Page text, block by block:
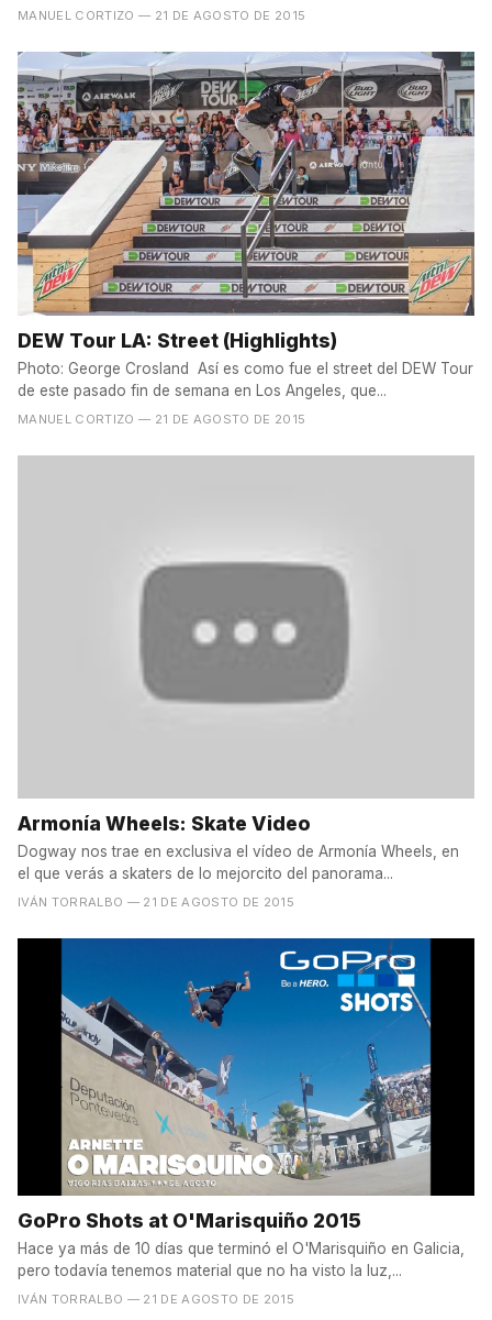
MANUEL CORTIZO — 21 DE AGOSTO DE 2015
DEW Tour LA: Street (Highlights)
Photo: George Crosland Así es como fue el street del DEW Tour
de este pasado fin de semana en Los Angeles, que...
MANUEL CORTIZO — 21 DE AGOSTO DE 2015
Armonía Wheels: Skate Video
Dogway nos trae en exclusiva el vídeo de Armonía Wheels, en
el que verás a skaters de lo mejorcito del panorama...
IVÁN TORRALBO — 21 DE AGOSTO DE 2015
GoPro Shots at O'Marisquiño 2015
Hace ya más de 10 días que terminó el O'Marisquiño en Galicia,
pero todavía tenemos material que no ha visto la luz,...
IVÁN TORRALBO — 21 DE AGOSTO DE 2015